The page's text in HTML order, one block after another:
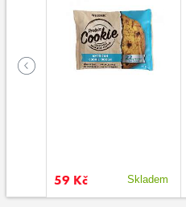
59 Kč Skladem